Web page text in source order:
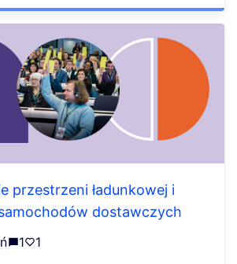
przestrzeni ładunkowej i
dostawczych
1 1